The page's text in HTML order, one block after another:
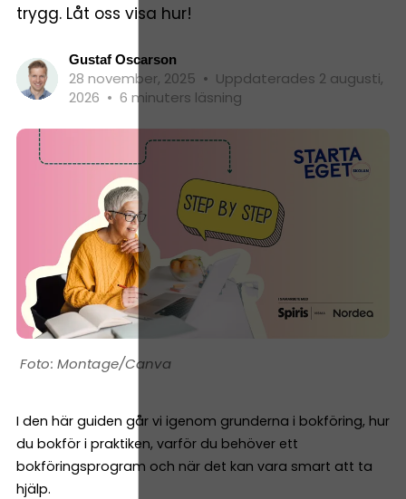
trygg. Låt oss visa hur!
Gustaf Oscarson
28 november, 2025 • Uppdaterades 2 augusti,
2026 • 6 minuters läsning
Montage/Canva
I den här guiden går vi igenom grunderna i bokföring, hur
du bokför i praktiken, varför du behöver ett
bokföringsprogram och när det kan vara smart att ta
hjälp.